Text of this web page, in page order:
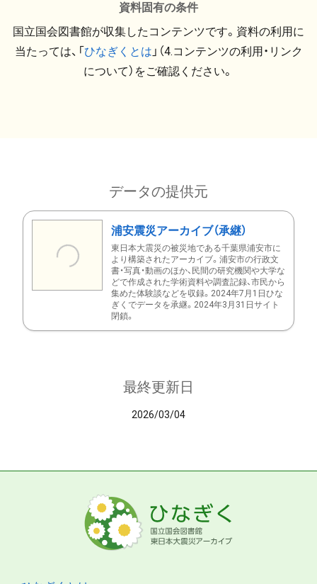
資料固有の条件
国立国会図書館が収集したコンテンツです。資料の利用に
当たっては、「ひなぎくとは 」（4.コンテンツの利用・リンク
について）をご確認ください。
データの提供元
浦安震災アーカイブ（承継）
東日本大震災の被災地である千葉県浦安市に
より構築されたアーカイブ。浦安市の行政文
書・写真・動画のほか、民間の研究機関や大学な
どで作成された学術資料や調査記録、市民から
集めた体験談などを収録。2024年7月1日ひな
ぎくでデータを承継。2024年3月31日サイト
閉鎖。
最終更新日
2026/03/04